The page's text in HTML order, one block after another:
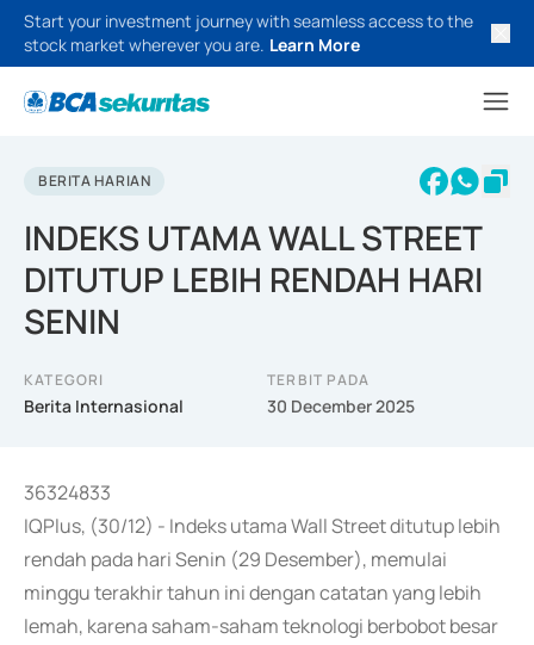
Start your investment journey with seamless access to the
stock market wherever you are. Learn More
BERITA HARIAN
INDEKS UTAMA WALL STREET
DITUTUP LEBIH RENDAH HARI
SENIN
KATEGORI
Berita Internasional
TERBIT PADA
30 December 2025
36324833
IQPlus, (30/12) - Indeks utama Wall Street ditutup lebih
rendah pada hari Senin (29 Desember), memulai
minggu terakhir tahun ini dengan catatan yang lebih
lemah, karena saham-saham teknologi berbobot besar